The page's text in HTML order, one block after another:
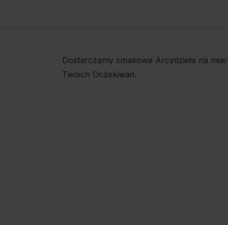
Dostarczamy smakowe Arcydzieła na
Twoich Oczekiwań.